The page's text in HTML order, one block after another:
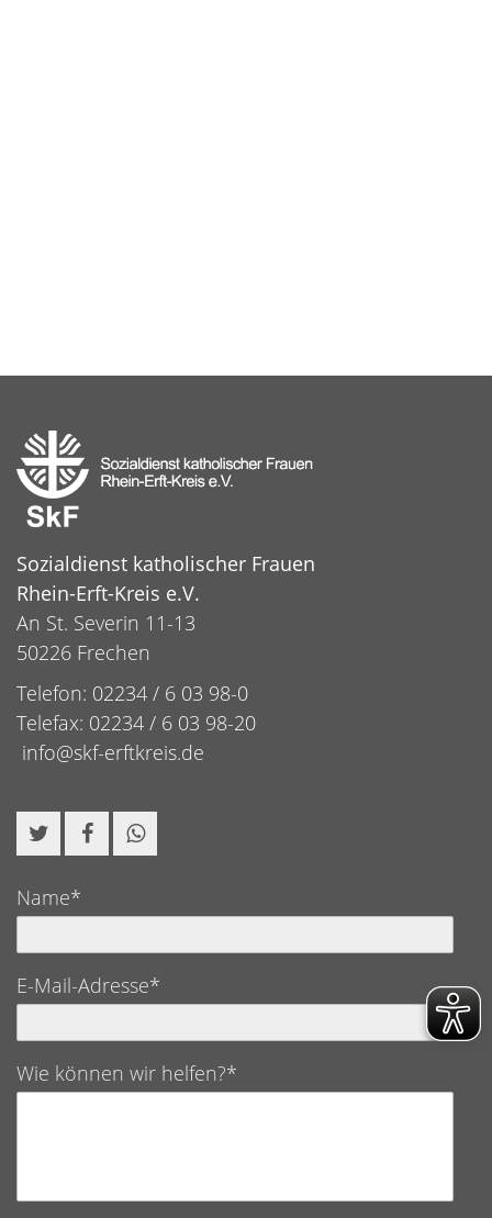
Sozialdienst katholischer Frauen
Rhein-Erft-Kreis e.V.
An St. Severin 11-13
50226 Frechen
Telefon: 02234 / 6 03 98-0
Telefax: 02234 / 6 03 98-20
info@skf-erftkreis.de
Name*
E-Mail-Adresse*
Wie können wir helfen?*